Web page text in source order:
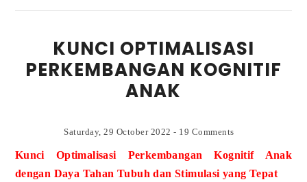
KUNCI OPTIMALISASI
PERKEMBANGAN KOGNITIF
ANAK
Saturday, 29 October 2022- 19 Comments
Kunci Optimalisasi Perkembangan Kognitif Anak
dengan Daya Tahan Tubuh dan Stimulasi yang Tepat